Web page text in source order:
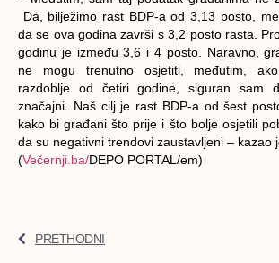
Da, bilježimo rast BDP-a od 3,13 posto,
da se ova godina završi s 3,2 posto rasta.
godinu je između 3,6 i 4 posto. Naravno,
ne mogu trenutno osjetiti, međutim,
razdoblje od četiri godine, siguran sam
značajni. Naš cilj je rast BDP-a od šest
kako bi građani što prije i što bolje osjetili
da su negativni trendovi zaustavljeni – kazao
(Večernji.ba/DEPO PORTAL/em)
PRETHODNI